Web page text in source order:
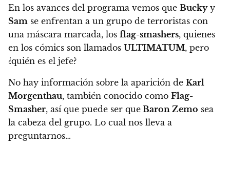
En los avances del programa vemos que Buckyy
Sam se enfrentan a un grupo de terroristas con
una máscara marcada, los flag-smashers, quienes
en los cómics son llamados ULTIMATUM, pero
¿quién es el jefe?
No hay información sobre la aparición de Karl
Morgenthau, también conocido como Flag-
Smasher, así que puede ser que Baron Zemo sea
la cabeza del grupo. Lo cual nos lleva a
preguntarnos…